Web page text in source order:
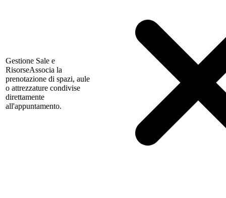
Gestione Sale e
RisorseAssocia la
prenotazione di spazi, aule
o attrezzature condivise
direttamente
all'appuntamento.